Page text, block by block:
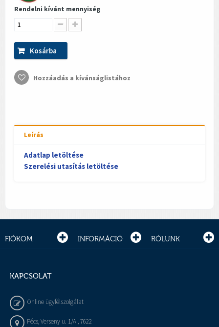
Rendelni kívánt mennyiség
Kosárba
Hozzáadás a kívánságlistához
Leírás
Adatlap letöltése
Szerelési utasítás letöltése
FIÓKOM INFORMÁCIÓ RÓLUNK
KAPCSOLAT
Online ügyfélszolgálat
Pécs, Verseny u. 1/A , 7622